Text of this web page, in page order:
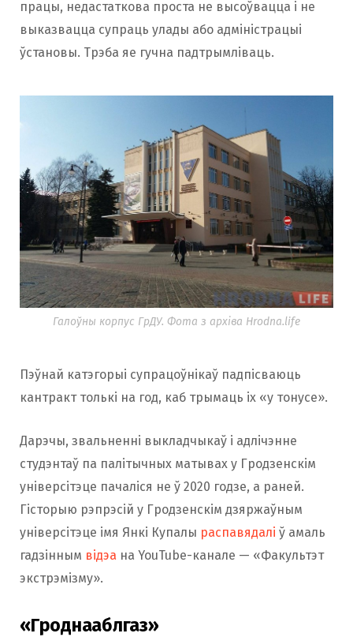
працы, недастаткова проста не высоўвацца і не
выказвацца супраць улады або адміністрацыі
ўстановы. Трэба яе гучна падтрымліваць.
Галоўны корпус ГрДУ. Фота з архіва Hrodna.life
Пэўнай катэгорыі супрацоўнікаў падпісваюць
кантракт толькі на год, каб трымаць іх «у тонусе».
Дарэчы, звальненні выкладчыкаў і адлічэнне
студэнтаў па палітычных матывах у Гродзенскім
універсітэце пачаліся не ў 2020 годзе, а раней.
Гісторыю рэпрэсій у Гродзенскім дзяржаўным
універсітэце імя Янкі Купалы распавядалі ў амаль
гадзінным відэа на YouTube-канале — «Факультэт
экстрэмізму».
«Гроднааблгаз»